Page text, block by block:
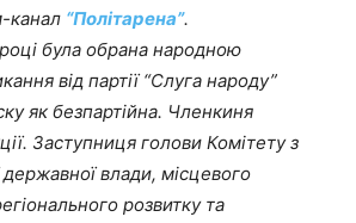
канал “Політарена”.
була обрана народною
від партії “Слуга народу”
як безпартійна. Членкиня
Заступниця голови Комітету з
державної влади, місцевого
розвитку та